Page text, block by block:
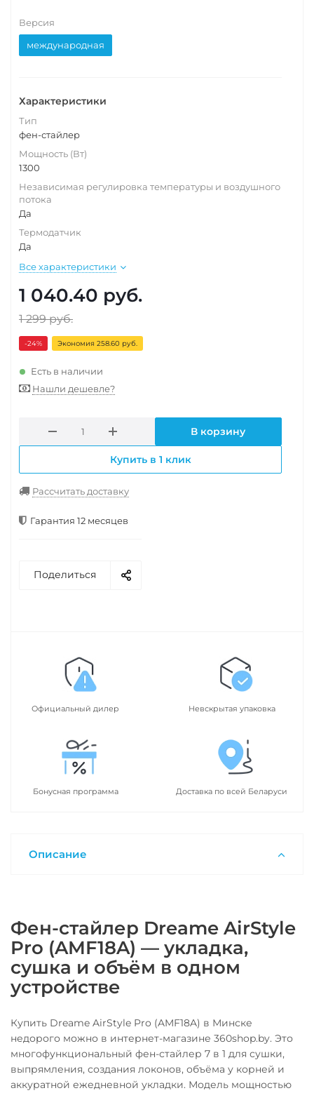
Версия
международная
Характеристики
Тип
фен-стайлер
Мощность (Вт)
1300
Независимая регулировка температуры и воздушного
потока
Да
Термодатчик
Да
Все характеристики
1 040.40 руб.
1 299руб.
-24% Экономия 258.60 руб.
Есть в наличии
Нашли дешевле?
В корзину
Купить в 1 клик
Рассчитать доставку
Гарантия 12 месяцев
Поделиться
Официальный дилер Невскрытая упаковка
Бонусная программа Доставка по всей Беларуси
Описание
Фен-стайлер Dreame AirStyle
Pro (AMF18A) — укладка,
сушка и объём в одном
устройстве
Купить Dreame AirStyle Pro (AMF18A) в Минске
недорого можно в интернет-магазине 360shop.by. Это
многофункциональный фен-стайлер 7 в 1 для сушки,
выпрямления, создания локонов, объёма у корней и
аккуратной ежедневной укладки. Модель мощностью